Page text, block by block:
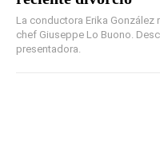
La conductora Erika
chef Giuseppe Lo Buono.
presentadora.